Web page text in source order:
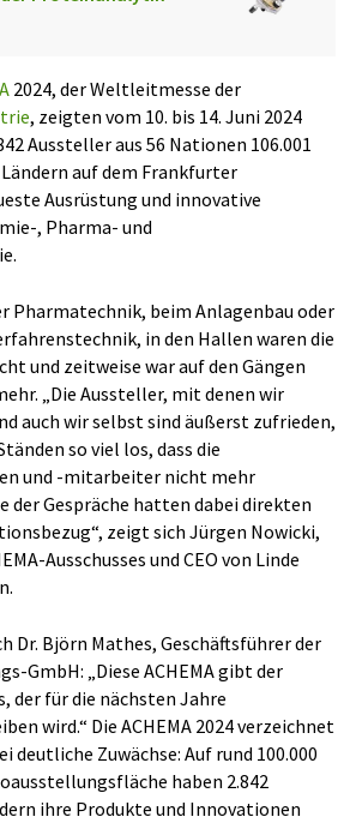
2024, der Weltleitmesse der
, zeigten vom 10. bis 14. Juni 2024
Aussteller aus 56 Nationen 106.001
auf dem Frankfurter
Ausrüstung und innovative
, Pharma- und
Pharmatechnik, beim Anlagenbau oder
in den Hallen waren die
und zeitweise war auf den Gängen
„Die Aussteller, mit denen wir
auch wir selbst sind äußerst zufrieden,
so viel los, dass die
und -mitarbeiter nicht mehr
der Gespräche hatten dabei direkten
zeigt sich Jürgen Nowicki,
Ausschusses und CEO von Linde
Dr. Björn Mathes, Geschäftsführer der
GmbH: „Diese ACHEMA gibt der
der für die nächsten Jahre
wird.“ Die ACHEMA 2024 verzeichnet
deutliche Zuwächse: Auf rund 100.000
haben 2.842
ihre Produkte und Innovationen